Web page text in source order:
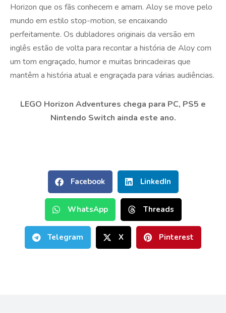
Horizon que os fãs conhecem e amam. Aloy se move pelo
mundo em estilo stop-motion, se encaixando
perfeitamente. Os dubladores originais da versão em
inglês estão de volta para recontar a história de Aloy com
um tom engraçado, humor e muitas brincadeiras que
mantêm a história atual e engraçada para várias audiências.
LEGO Horizon Adventures chega para PC, PS5 e
Nintendo Switch ainda este ano.
Facebook LinkedIn
WhatsApp Threads
Telegram X Pinterest